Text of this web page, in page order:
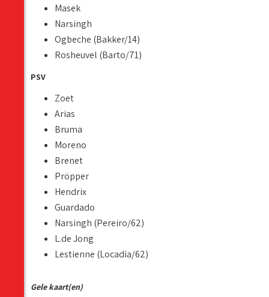
Masek
Narsingh
Ogbeche (Bakker/14)
Rosheuvel (Barto/71)
PSV
Zoet
Arias
Bruma
Moreno
Brenet
Pröpper
Hendrix
Guardado
Narsingh (Pereiro/62)
L.de Jong
Lestienne (Locadia/62)
Gele kaart(en)